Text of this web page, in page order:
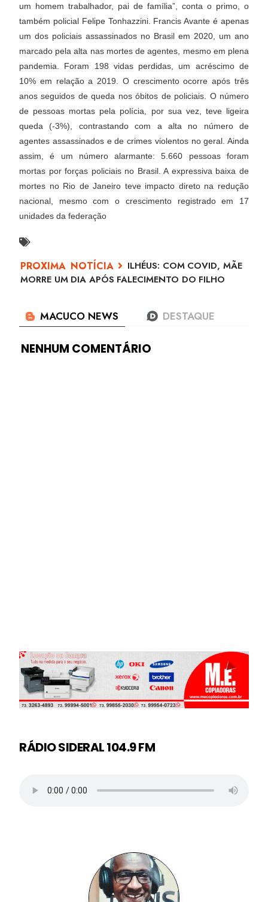
um homem trabalhador, pai de família”, conta o primo, o
também policial Felipe Tonhazzini. Francis Avante é apenas
um dos policiais assassinados no Brasil em 2020, um ano
marcado pela alta nas mortes de agentes, mesmo em plena
pandemia. Foram 198 vidas perdidas, um acréscimo de
10% em relação a 2019. O crescimento ocorre após três
anos seguidos de queda nos óbitos de policiais. O número
de pessoas mortas pela polícia, por sua vez, teve ligeira
queda (-3%), contrastando com a alta no número de
agentes assassinados e de crimes violentos no geral. Ainda
assim, é um número alarmante: 5.660 pessoas foram
mortas por forças policiais no Brasil. A expressiva baixa de
mortes no Rio de Janeiro teve impacto direto na redução
nacional, mesmo com o crescimento registrado em 17
unidades da federação
ILHÉUS: COM COVID, MÃE
MORRE UM DIA APÓS FALECIMENTO DO FILHO
NENHUM COMENTÁRIO
RÁDIO SIDERAL 104.9 FM